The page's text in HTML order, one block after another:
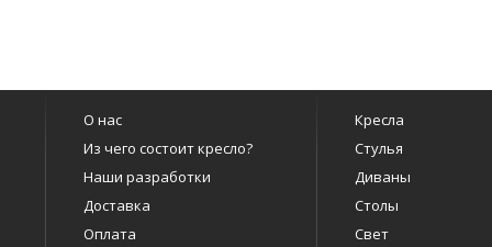
О нас
Из чего состоит кресло?
Наши разработки
Доставка
Оплата
Кресла
Стулья
Диваны
Столы
Свет